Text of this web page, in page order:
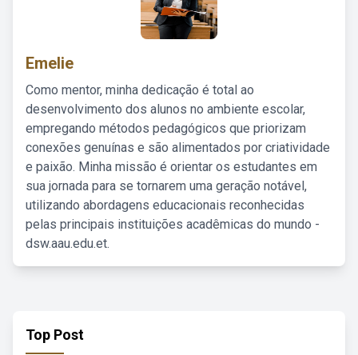
Emelie
Como mentor, minha dedicação é total ao
desenvolvimento dos alunos no ambiente escolar,
empregando métodos pedagógicos que priorizam
conexões genuínas e são alimentados por criatividade
e paixão. Minha missão é orientar os estudantes em
sua jornada para se tornarem uma geração notável,
utilizando abordagens educacionais reconhecidas
pelas principais instituições acadêmicas do mundo -
dsw.aau.edu.et.
Top Post